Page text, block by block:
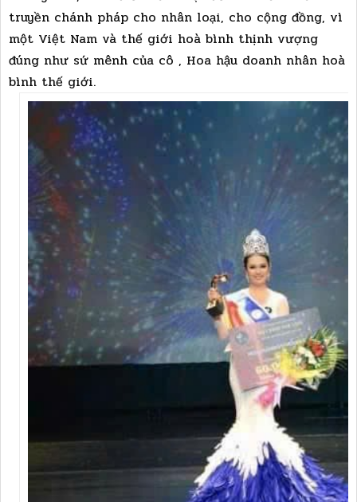
truyền chánh pháp cho nhân loại, cho cộng đồng, vì
một Việt Nam và thế giới hoà bình thịnh vượng
đúng như sứ mênh của cô , Hoa hậu doanh nhân hoà
bình thế giới.